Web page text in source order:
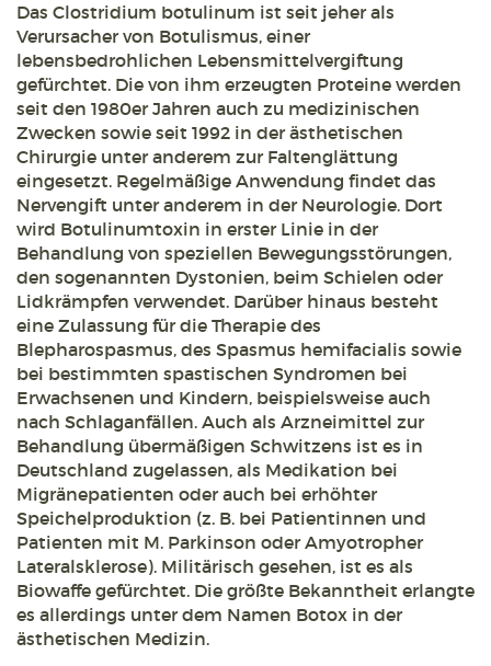
Das Clostridium botulinum ist seit jeher als
Verursacher von Botulismus, einer
lebensbedrohlichen Lebensmittelvergiftung
gefürchtet. Die von ihm erzeugten Proteine werden
seit den 1980er Jahren auch zu medizinischen
Zwecken sowie seit 1992 in der ästhetischen
Chirurgie unter anderem zur Faltenglättung
eingesetzt. Regelmäßige Anwendung findet das
Nervengift unter anderem in der Neurologie. Dort
wird Botulinumtoxin in erster Linie in der
Behandlung von speziellen Bewegungsstörungen,
den sogenannten Dystonien, beim Schielen oder
Lidkrämpfen verwendet. Darüber hinaus besteht
eine Zulassung für die Therapie des
Blepharospasmus, des Spasmus hemifacialis sowie
bei bestimmten spastischen Syndromen bei
Erwachsenen und Kindern, beispielsweise auch
nach Schlaganfällen. Auch als Arzneimittel zur
Behandlung übermäßigen Schwitzens ist es in
Deutschland zugelassen, als Medikation bei
Migränepatienten oder auch bei erhöhter
Speichelproduktion (z. B. bei Patientinnen und
Patienten mit M. Parkinson oder Amyotropher
Lateralsklerose). Militärisch gesehen, ist es als
Biowaffe gefürchtet. Die größte Bekanntheit erlangte
es allerdings unter dem Namen Botox in der
ästhetischen Medizin.